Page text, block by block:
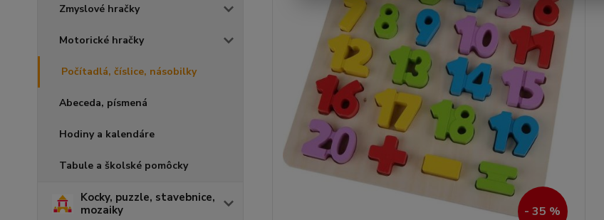
Zmyslové hračky
Motorické hračky
Počítadlá, číslice, násobilky
Abeceda, písmená
Hodiny a kalendáre
Tabule a školské pomôcky
Kocky, puzzle, stavebnice,
mozaiky
- 35 %